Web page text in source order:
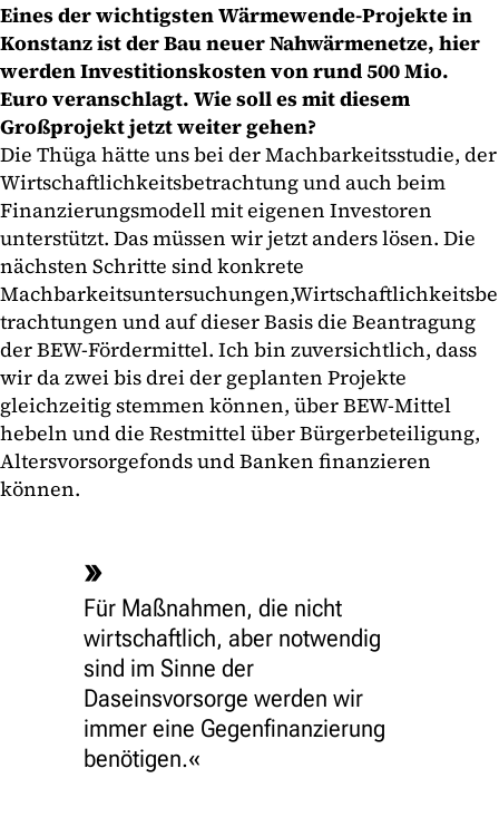
Eines der wichtigsten Wärmewende-Projekte in
Konstanz ist der Bau neuer Nahwärmenetze, hier
werden Investitionskosten von rund 500 Mio.
Euro veranschlagt. Wie soll es mit diesem
Großprojekt jetzt weiter gehen?
Die Thüga hätte uns bei der Machbarkeitsstudie, der
Wirtschaftlichkeitsbetrachtung und auch beim
Finanzierungsmodell mit eigenen Investoren
unterstützt. Das müssen wir jetzt anders lösen. Die
nächsten Schritte sind konkrete
Machbarkeitsuntersuchungen,Wirtschaftlichkeitsbe
trachtungen und auf dieser Basis die Beantragung
der BEW-Fördermittel. Ich bin zuversichtlich, dass
wir da zwei bis drei der geplanten Projekte
gleichzeitig stemmen können, über BEW-Mittel
hebeln und die Restmittel über Bürgerbeteiligung,
Altersvorsorgefonds und Banken finanzieren
können.
Für Maßnahmen, die nicht
wirtschaftlich, aber notwendig
sind im Sinne der
Daseinsvorsorge werden wir
immer eine Gegenfinanzierung
benötigen.